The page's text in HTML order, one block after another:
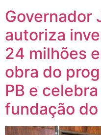
Governador
autoriza
24 milhões
obra do
PB e
fundação do